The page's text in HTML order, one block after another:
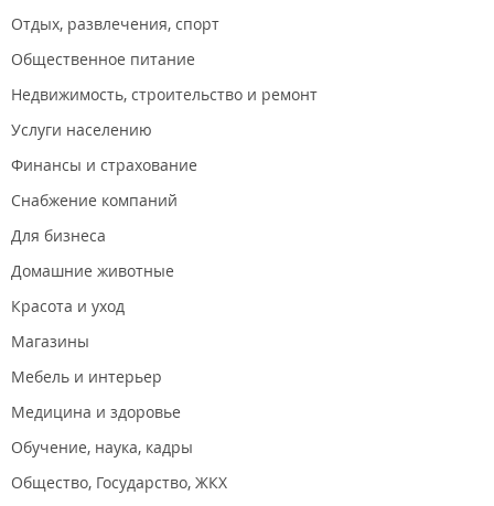
Отдых, развлечения, спорт
Общественное питание
Недвижимость, строительство и ремонт
Услуги населению
Финансы и страхование
Снабжение компаний
Для бизнеса
Домашние животные
Красота и уход
Магазины
Мебель и интерьер
Медицина и здоровье
Обучение, наука, кадры
Общество, Государство, ЖКХ